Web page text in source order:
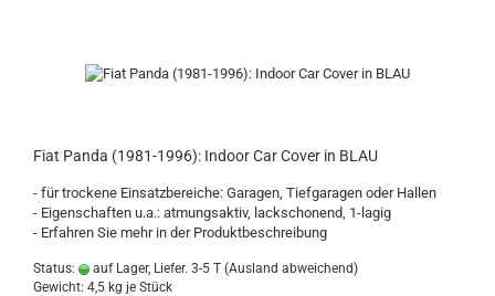
Fiat Panda (1981-1996): Indoor Car Cover in BLAU
- für trockene Einsatzbereiche: Garagen, Tiefgaragen oder Hallen
- Eigenschaften u.a.: atmungsaktiv, lackschonend, 1-lagig
- Erfahren Sie mehr in der Produktbeschreibung
Status: auf Lager, Liefer. 3-5 T (Ausland abweichend)
Gewicht: 4,5 kg je Stück